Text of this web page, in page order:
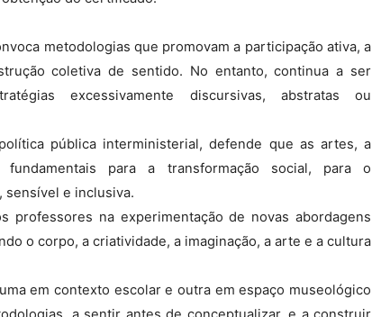
metodologias que promovam a participação ativa, a
coletiva de sentido. No entanto, continua a ser
excessivamente discursivas, abstratas ou
pública interministerial, defende que as artes, a
para a transformação social, para o
sensível e inclusiva.
professores na experimentação de novas abordagens
o corpo, a criatividade, a imaginação, a arte e a cultura
em contexto escolar e outra em espaço museológico